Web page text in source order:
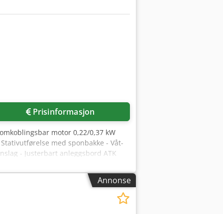
Prisinformasjon
motor 0,22/0,37 kW
med sponbakke - Våt-
- Justerbart anleggsbord ATK
- Beskyttelsesdeksel
som den er, uten garanti Annonse